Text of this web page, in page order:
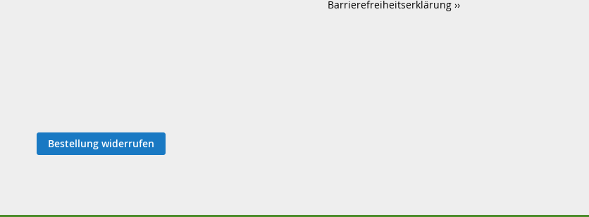
Barrierefreiheitserklärung
Bestellung widerrufen